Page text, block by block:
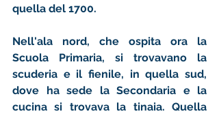
quella del 1700.
Nell'ala nord, che ospita ora la
Scuola Primaria, si trovavano la
scuderia e il fienile, in quella sud,
dove ha sede la Secondaria e la
cucina si trovava la tinaia. Quella